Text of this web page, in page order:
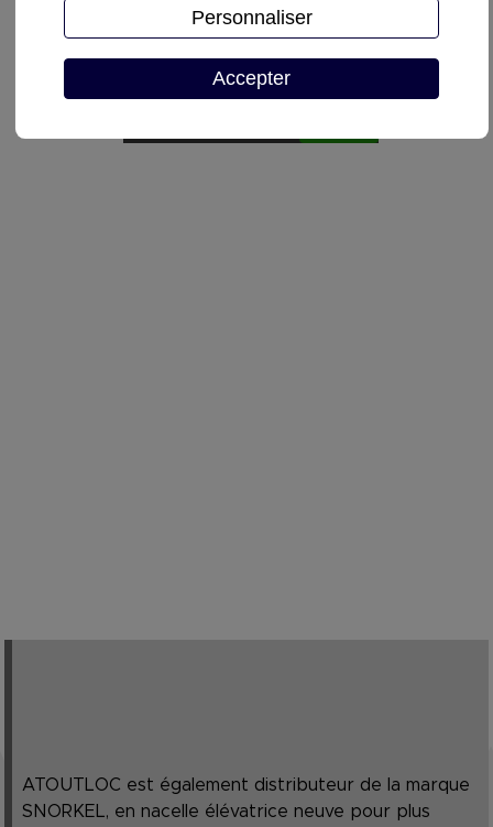
Demande de devis
ATOUTLOC est également distributeur de la marque
SNORKEL, en nacelle élévatrice neuve pour plus
Accepter
Personnaliser